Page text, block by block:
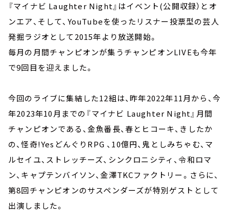
『マイナビ Laughter Night』はイベント(公開収録）とオ
ンエア、そして、YouTubeを使ったリスナー投票型の芸人
発掘ラジオとして2015年より放送開始。
毎月の月間チャンピオンが集うチャンピオンLIVEも今年
で9回目を迎えました。
今回のライブに集結した12組は、昨年2022年11月から、今
年2023年10月までの『マイナビ Laughter Night』月間
チャンピオンである、金魚番長、春とヒコーキ、きしたか
の、怪奇!YesどんぐりRPG 、10億円、鬼としみちゃむ、マ
ルセイユ、ストレッチーズ、シンクロニシティ、令和ロマ
ン、キャプテンバイソン、金澤TKCファクトリー。さらに、
第8回チャンピオンのサスペンダーズが特別ゲストとして
出演しました。